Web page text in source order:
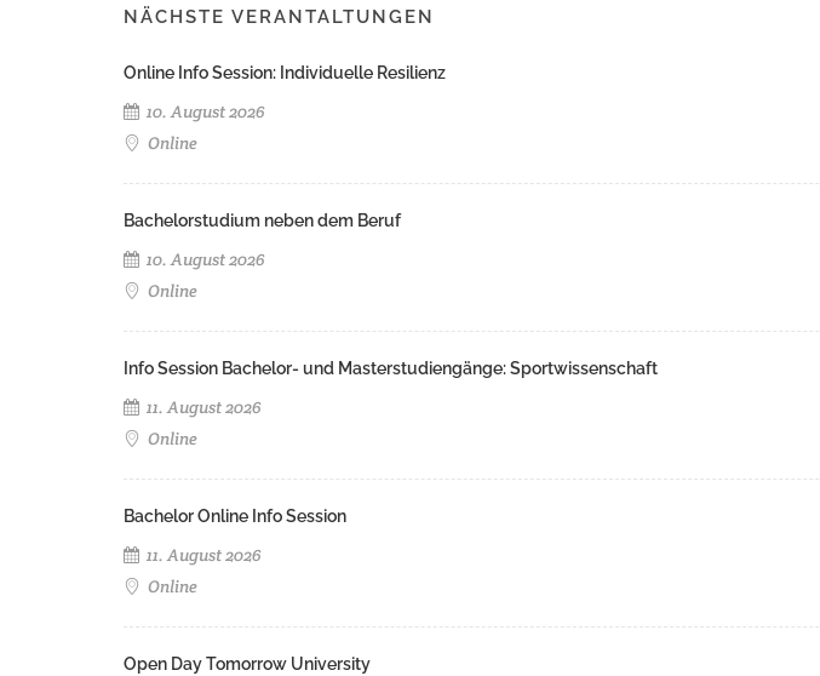
NÄCHSTE VERANTALTUNGEN
Online Info Session: Individuelle Resilienz
10. August 2026
Online
Bachelorstudium neben dem Beruf
10. August 2026
Online
Info Session Bachelor- und Masterstudiengänge: Sportwissenschaft
11. August 2026
Online
Bachelor Online Info Session
11. August 2026
Online
Open Day Tomorrow University